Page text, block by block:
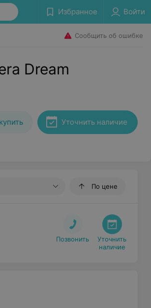
Избранное Войти
Сообщить об ошибке
Dream
Уточнить наличие
По цене
Позвонить
Уточнить
наличие